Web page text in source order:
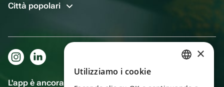
Città popolari
L'app è ancora più comoda!
×
Utilizziamo i cookie